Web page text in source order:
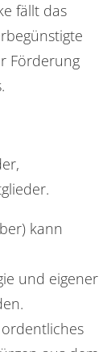
fällt das
Förderung
kann
und eigener